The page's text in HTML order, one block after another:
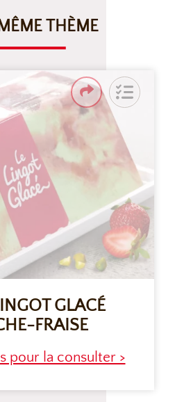
THÈME
GLACÉ
FRAISE
pour la consulter >